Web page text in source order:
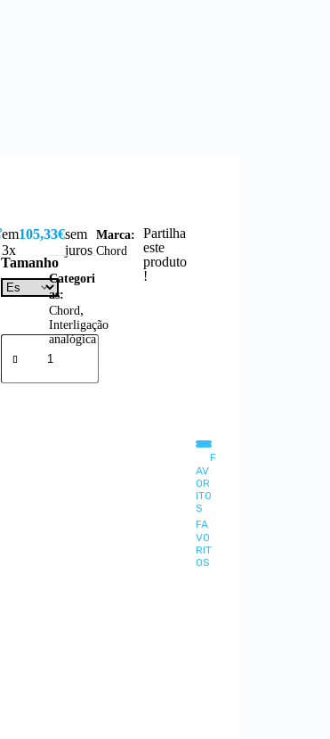
em
3x
105,33€sem
juros
Tamanho
Categori
as:
Chord,
Interligação
analógica
Marca:
Chord
Partilha
este
produto
!
F
AV
OR
ITO
S
FA
VO
RIT
OS